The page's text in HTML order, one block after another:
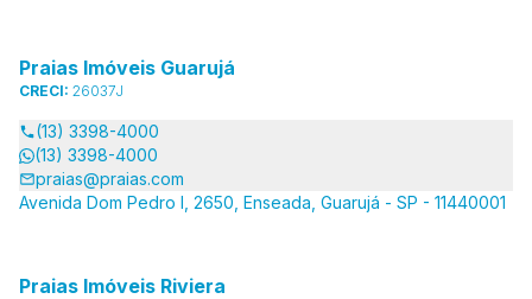
Praias Imóveis Guarujá
CRECI: 26037J
(13) 3398-4000
(13) 3398-4000
praias@praias.com
Avenida Dom Pedro I, 2650, Enseada, Guarujá - SP - 11440001
Praias Imóveis Riviera